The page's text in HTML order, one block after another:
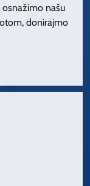
našu
donirajmo